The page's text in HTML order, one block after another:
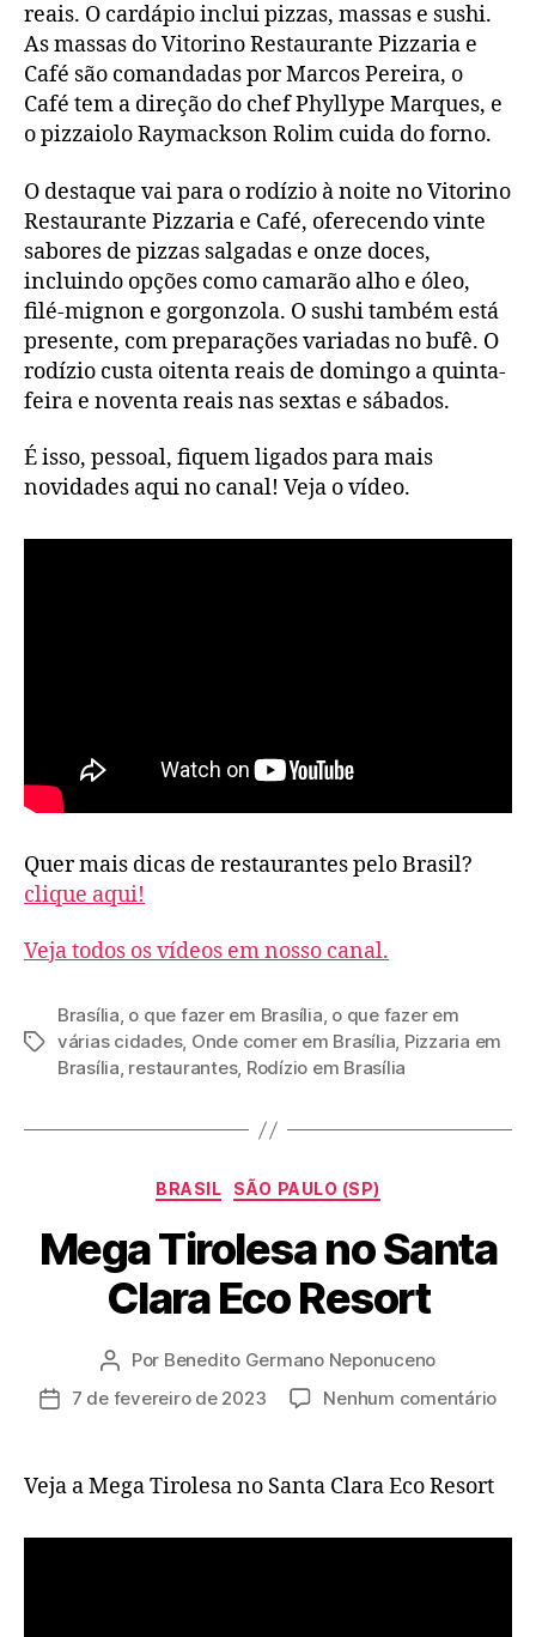
reais. O cardápio inclui pizzas, massas e sushi.
As massas do Vitorino Restaurante Pizzaria e
Café são comandadas por Marcos Pereira, o
Café tem a direção do chef Phyllype Marques, e
o pizzaiolo Raymackson Rolim cuida do forno.
O destaque vai para o rodízio à noite no Vitorino
Restaurante Pizzaria e Café, oferecendo vinte
sabores de pizzas salgadas e onze doces,
incluindo opções como camarão alho e óleo,
filé-mignon e gorgonzola. O sushi também está
presente, com preparações variadas no bufê. O
rodízio custa oitenta reais de domingo a quinta-
feira e noventa reais nas sextas e sábados.
É isso, pessoal, fiquem ligados para mais
novidades aqui no canal! Veja o vídeo.
Quer mais dicas de restaurantes pelo Brasil?
clique aqui!
Veja todos os vídeos em nosso canal.
Tags
Brasília, o que fazer em Brasília, o que fazer em
várias cidades, Onde comer em Brasília, Pizzaria em
Brasília, restaurantes, Rodízio em Brasília
Categorias
BRASIL SÃO PAULO (SP)
Mega Tirolesa no Santa
Clara Eco Resort
Autor
do
Por Benedito Germano Neponuceno
Data7 de fevereiro de 2023 Nenhum comentárioem
Veja a Mega Tirolesa no Santa Clara Eco Resort